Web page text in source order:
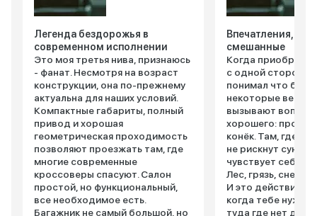
Легенда бездорожья в
современном исполнении
Это моя третья нива, признаюсь
- фанат. Несмотря на возраст
конструкции, она по-прежнему
актуальна для наших условий.
Компактные габариты, полный
привод и хорошая
геометрическая проходимость
позволяют проезжать там, где
многие современные
кроссоверы спасуют. Салон
простой, но функциональный,
все необходимое есть.
Багажник не самый большой, но
Впечатления,
смешанные
Когда
с одной стороны,
понимал что
некоторые вещи
вызывают
хорошего:
конёк. Там, где
не рискнут
чувствует себя
Лес, грязь, снег
И это
когда тебе нужно
туда где нет